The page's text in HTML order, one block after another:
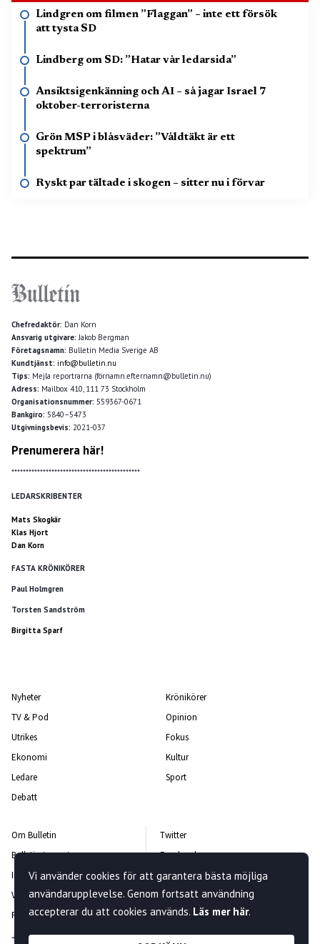
Lindgren om filmen ”Flaggan” – inte ett försök
att tysta SD
Lindberg om SD: ”Hatar vår ledarsida”
Ansiktsigenkänning och AI – så jagar Israel 7
oktober-terroristerna
Grön MSP i blåsväder: ”Våldtäkt är ett
spektrum”
Ryskt par tältade i skogen – sitter nu i förvar
Chefredaktör: Dan Korn
Ansvarig utgivare:Jakob Bergman
Företagsnamn: Bulletin Media Sverige AB
Kundtjänst: info@bulletin.nu
Tips: Mejla reportrarna (förnamn.efternamn@bulletin.nu)
Adress: Mailbox 410, 111 73 Stockholm
Organisationsnummer: 559367-0671
Bankgiro: 5840–5473
Utgivningsbevis: 2021-037
Prenumerera här!
*********************************************
LEDARSKRIBENTER
Mats Skogkär
Klas Hjort
Dan Korn
FASTA KRÖNIKÖRER
Paul Holmgren
Torsten Sandström
Birgitta Sparf
Nyheter
TV & Pod
Utrikes
Ekonomi
Ledare
Debatt
Krönikörer
Opinion
Fokus
Kultur
Sport
Om Bulletin
Bulletin-teamet
Integritetspolicy
Vanliga frågor och svar
Rättelsepolicy
Jobba hos oss
Twitter
Facebook
Instagram
Kontakta oss
Nyhetsbrev
Vi använder cookies för att garantera bästa möjliga
användarupplevelse. Genom fortsatt användning
accepterar du att cookies används. Läs mer här.